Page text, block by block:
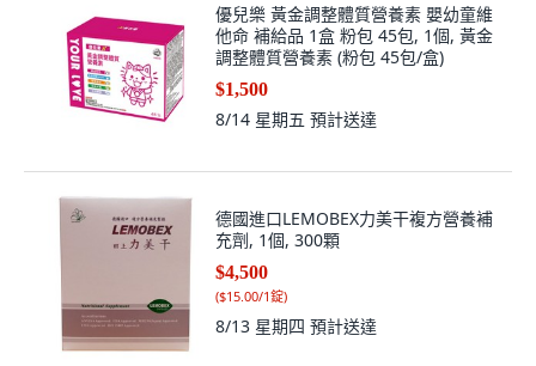
優兒樂 黃金調整體質營養素 嬰幼童維
他命 補給品 1盒 粉包 45包, 1個, 黃金
調整體質營養素 (粉包 45包/盒)
$1,500
8/14 星期五 預計送達
德國進口LEMOBEX力美干複方營養補
充劑, 1個, 300顆
$4,500
($15.00/1錠)
8/13 星期四 預計送達